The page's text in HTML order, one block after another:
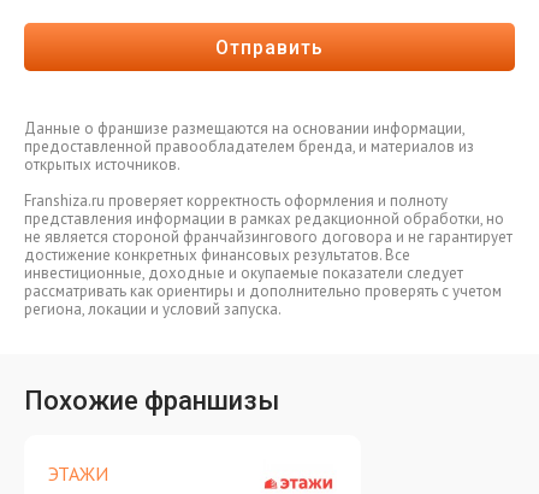
Отправить
Данные о франшизе размещаются на основании информации,
предоставленной правообладателем бренда, и материалов из
открытых источников.
Franshiza.ru проверяет корректность оформления и полноту
представления информации в рамках редакционной обработки, но
не является стороной франчайзингового договора и не гарантирует
достижение конкретных финансовых результатов. Все
инвестиционные, доходные и окупаемые показатели следует
рассматривать как ориентиры и дополнительно проверять с учетом
региона, локации и условий запуска.
Похожие франшизы
ЭТАЖИ